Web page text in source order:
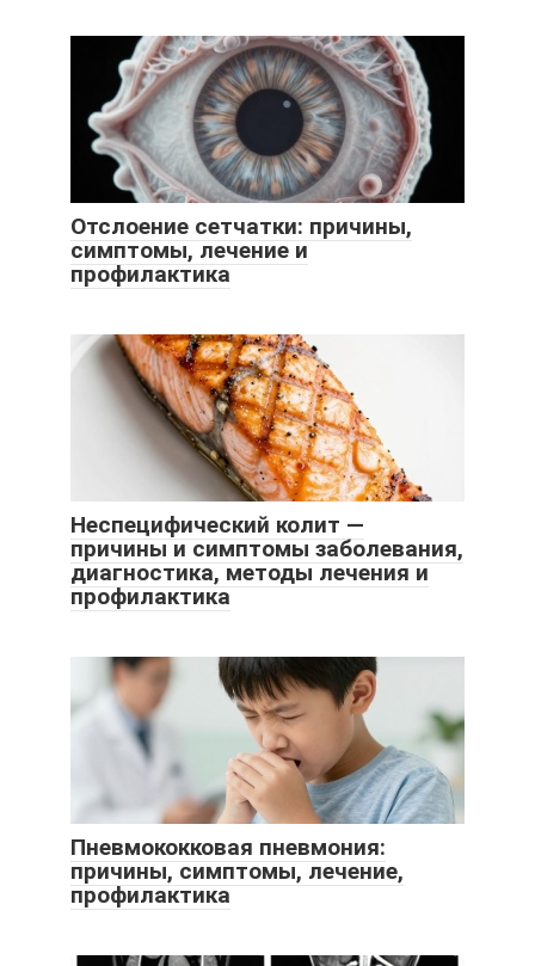
Отслоение сетчатки: причины,
симптомы, лечение и
профилактика
Неспецифический колит —
причины и симптомы заболевания,
диагностика, методы лечения и
профилактика
Пневмококковая пневмония:
причины, симптомы, лечение,
профилактика